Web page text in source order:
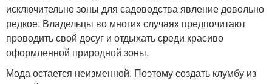
исключительно зоны для садоводства явление довольно
редкое. Владельцы во многих случаях предпочитают
проводить свой досуг и отдыхать среди красиво
оформленной природной зоны.
Мода остается неизменной. Поэтому создать клумбу из